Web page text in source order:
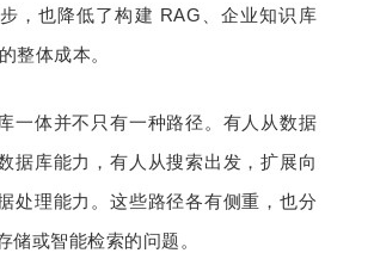
，也降低了构建 RAG、企业知识库
整体成本。
一体并不只有一种路径。有人从数据
据库能力，有人从搜索出发，扩展向
处理能力。这些路径各有侧重，也分
储或智能检索的问题。